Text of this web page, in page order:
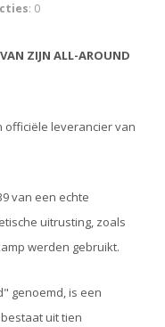
: 0
VAN ZIJN ALL-AROUND
officiële leverancier van
van een echte
uitrusting, zoals
werden gebruikt.
genoemd, is een
uit tien